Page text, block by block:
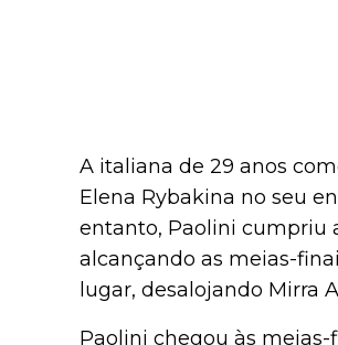
A italiana de 29 anos
Elena Rybakina no seu
entanto, Paolini cumpriu
alcançando as meias-
lugar, desalojando Mirra
Paolini chegou às